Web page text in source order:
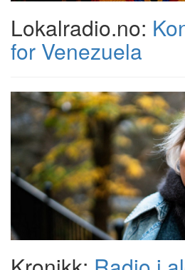
Lokalradio.no:
for Venezuela